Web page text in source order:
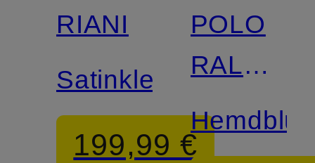
RIANI
Satinkleid
199,99 €
POLO
RALPH
LAUREN